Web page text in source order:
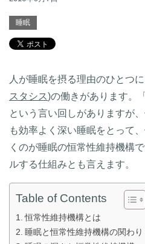
睡眠
人が睡眠を摂る理由のひとつ
スタシス)の働きがあります。
という言い回しがありますが
も効率よく深い睡眠をとって
くのが睡眠の恒常性維持機構で
ルする仕組みとも言えます。
Table of Contents
恒常性維持機構とは
睡眠と恒常性維持機構の関わり